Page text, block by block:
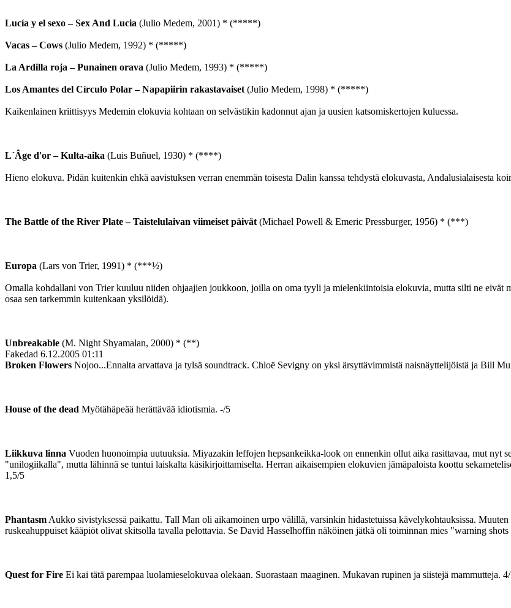
Lucía y el sexo – Sex And Lucia (Julio Medem, 2001) * (*****)
Vacas – Cows (Julio Medem, 1992) * (*****)
La Ardilla roja – Punainen orava (Julio Medem, 1993) * (*****)
Los Amantes del Círculo Polar – Napapiirin rakastavaiset (Julio Medem, 1998) * (*****)
Kaikenlainen kriittisyys Medemin elokuvia kohtaan on selvästikin kadonnut ajan ja uusien katsomiskertojen kuluessa.
L´Âge d'or – Kulta-aika (Luis Buñuel, 1930) * (****)
Hieno elokuva. Pidän kuitenkin ehkä aavistuksen verran enemmän toisesta Dalin kanssa tehdystä elokuvasta, Andalusialaisesta
The Battle of the River Plate – Taistelulaivan viimeiset päivät (Michael Powell & Emeric Pressburger, 1956) * (***)
Europa (Lars von Trier, 1991) * (***½)
Omalla kohdallani von Trier kuuluu niiden ohjaajien joukkoon, joilla on oma tyyli ja mielenkiintoisia elokuvia, mutta silti ne eivät
osaa sen tarkemmin kuitenkaan yksilöidä).
Unbreakable (M. Night Shyamalan, 2000) * (**)
Fakedad 6.12.2005 01:11
Broken Flowers Nojoo...Ennalta arvattava ja tylsä soundtrack. Chloë Sevigny on yksi ärsyttävimmistä naisnäyttelijöistä ja Bill
House of the dead Myötähäpeää herättävää idiotismia. -/5
Liikkuva linna Vuoden huonoimpia uutuuksia. Miyazakin leffojen hepsankeikka-look on ennenkin ollut aika rasittavaa, mut nyt
"unilogiikalla", mutta lähinnä se tuntui laiskalta käsikirjoittamiselta. Herran aikaisempien elokuvien jämäpaloista koottu
1,5/5
Phantasm Aukko sivistyksessä paikattu. Tall Man oli aikamoinen urpo välillä, varsinkin hidastetuissa kävelykohtauksissa.
ruskeahuppuiset kääpiöt olivat skitsolla tavalla pelottavia. Se David Hasselhoffin näköinen jätkä oli toiminnan mies "warning
Quest for Fire Ei kai tätä parempaa luolamieselokuvaa olekaan. Suorastaan maaginen. Mukavan rupinen ja siistejä mammutteja.